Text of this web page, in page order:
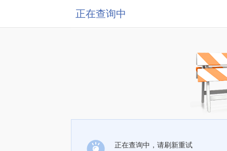
正在查询中
正在查询中，请刷新重试